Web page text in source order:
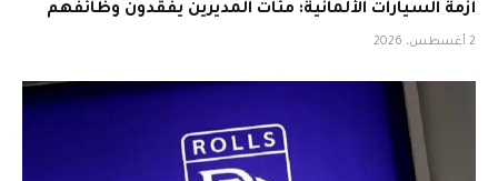
أزمة السيارات الألمانية: مئات المديرين يفقدون وظائفهم
2 أغسطس، 2026